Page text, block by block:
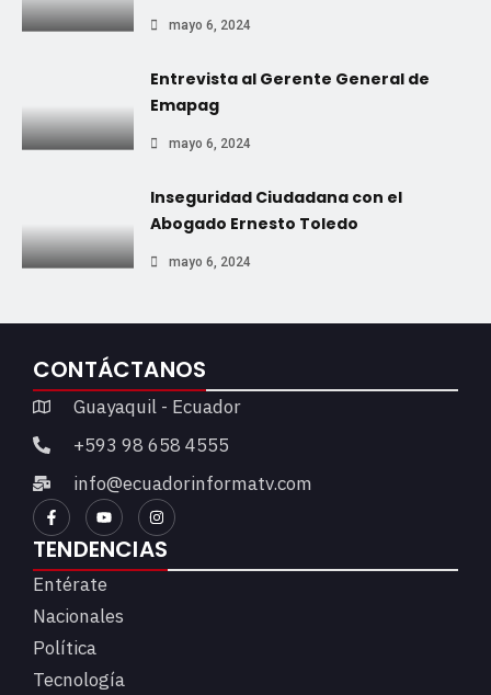
mayo 6, 2024
Entrevista al Gerente General de
Emapag
mayo 6, 2024
Inseguridad Ciudadana con el
Abogado Ernesto Toledo
mayo 6, 2024
CONTÁCTANOS
Guayaquil - Ecuador
+593 98 658 4555
info@ecuadorinformatv.com
TENDENCIAS
Entérate
Nacionales
Política
Tecnología